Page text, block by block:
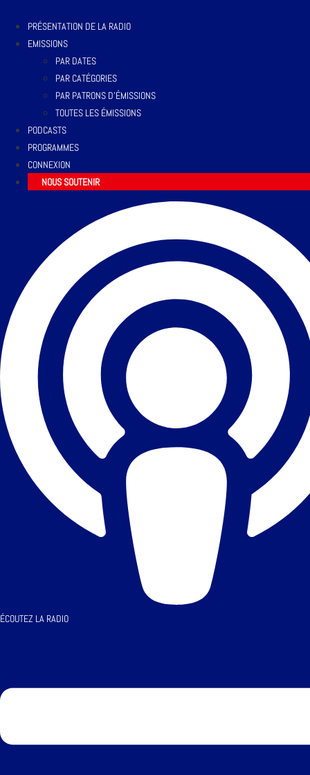
PRÉSENTATION DE LA RADIO
EMISSIONS
PAR DATES
PAR CATÉGORIES
PAR PATRONS D’ÉMISSIONS
TOUTES LES ÉMISSIONS
PODCASTS
PROGRAMMES
CONNEXION
NOUS SOUTENIR
ÉCOUTEZ LA RADIO